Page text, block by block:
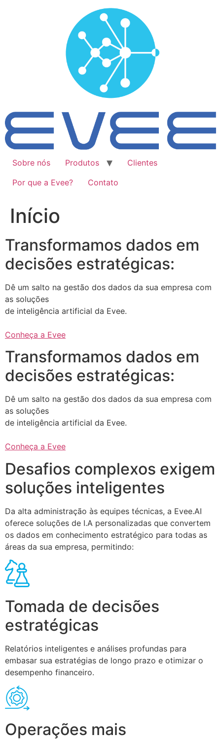
Sobre nós Produtos
Clientes
Por que a Evee?
Contato
Início
Transformamos dados em
decisões estratégicas:
Dê um salto na gestão dos dados da sua empresa com
as soluções
de inteligência artificial da Evee.
Conheça a Evee
Transformamos dados em
decisões estratégicas:
Dê um salto na gestão dos dados da sua empresa com
as soluções
de inteligência artificial da Evee.
Conheça a Evee
Desafios complexos exigem
soluções inteligentes
Da alta administração às equipes técnicas, a Evee.AI
oferece soluções de I.A personalizadas que convertem
os dados em conhecimento estratégico para todas as
áreas da sua empresa, permitindo:
Tomada de decisões
estratégicas
Relatórios inteligentes e análises profundas para
embasar sua estratégias de longo prazo e otimizar o
desempenho financeiro.
Operações mais